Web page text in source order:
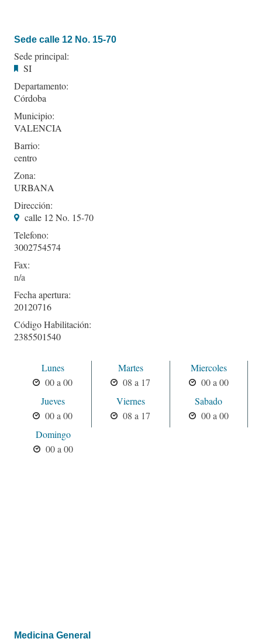
Sede calle 12 No. 15-70
Sede principal:
SI
Departamento:
Córdoba
Municipio:
VALENCIA
Barrio:
centro
Zona:
URBANA
Dirección:
calle 12 No. 15-70
Telefono:
3002754574
Fax:
Fecha apertura:
20120716
Código Habilitación:
2385501540
Lunes
00 a 00
Martes
08 a 17
Miercoles
00 a 00
Jueves
00 a 00
Viernes
08 a 17
Sabado
00 a 00
Domingo
00 a 00
Medicina General